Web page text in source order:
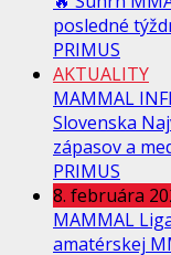
posledné
PRIMUS
AKTUALITY
MAMMAL
Slovenska
zápasov a
PRIMUS
8. februára
MAMMAL
amatérskej